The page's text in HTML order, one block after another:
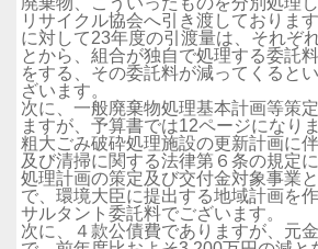
リサイクル協会へ引き渡しておりま
に対して23年度の引渡量は、それぞ
とから、組合が独自で処理する委託
をする、その委託料が減ってくると
ざいます。
次に、一般廃棄物処理基本計画等策
ますが、予算書では12ページになりま
粗大ごみ破砕処理施設の更新計画に
及び清掃に関する法律第６条の規定
処理計画の策定及び交付金対象事業
で、環境大臣に提出する地域計画を
サルタント委託料でございます。
次に、４款公債費でありますが、元